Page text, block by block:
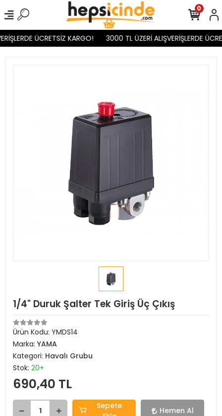
ÜCRETSİZ KARGO! 3000 TL ÜZERİ ALIŞVERİŞLERDE
0
1/4" Duruk Şalter Tek Giriş Üç Çıkış
Ürün Kodu: YMDS14
Marka: YAMA
Kategori: Havalı Grubu
Stok: 20+
690,40 TL
Sepete
Hemen Al